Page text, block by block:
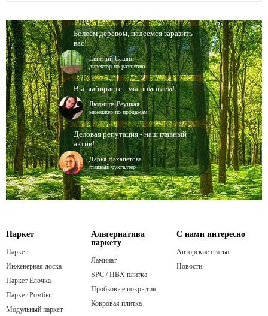
Болеем деревом, надеемся заразить
вас!
Евгений Сашин
директор по развитию
Вы выбираете - мы помогаем!
Людмила Реуцкая
менеджер по продажам
Деловая репутация - наш главный
актив!
Дарья Нахапетова
главный бухгалтер
Паркет
Паркет
Инженерная доска
Паркет Елочка
Паркет Ромбы
Модульный паркет
Альтернатива
паркету
Ламинат
SPC / ПВХ плитка
Пробковые покрытия
Ковровая плитка
С нами интересно
Авторские статьи
Новости